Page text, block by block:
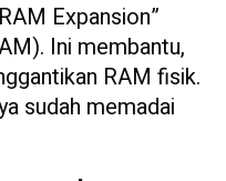
Expansion”
Ini membantu,
RAM fisik.
sudah memadai